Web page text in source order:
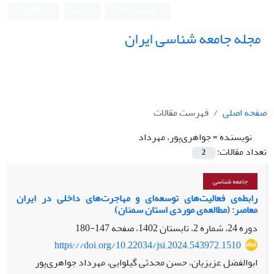
مجله جامعه شناسی ایران
صفحه اصلی
فهرست مقالات
نویسنده =جواهری‌پور، مهرداد
تعداد مقالات:
2
جامعه شناسی
رابطه‌ی فعالیت‌های توسعه‌ای و مهاجرت‌های داخلی در ایران
معاصر: (مطالعه‌ی موردی استان سمنان)
دوره 24، شماره 2، تابستان 1402، صفحه
147-180
https://doi.org/10.22034/jsi.2024.543972.1510
ابوالفضل عزیزیان، حسن محدثی گیلوایی، مهرداد جواهری‌پور